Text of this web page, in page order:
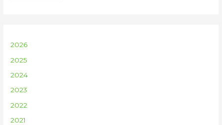
2026
2025
2024
2023
2022
2021